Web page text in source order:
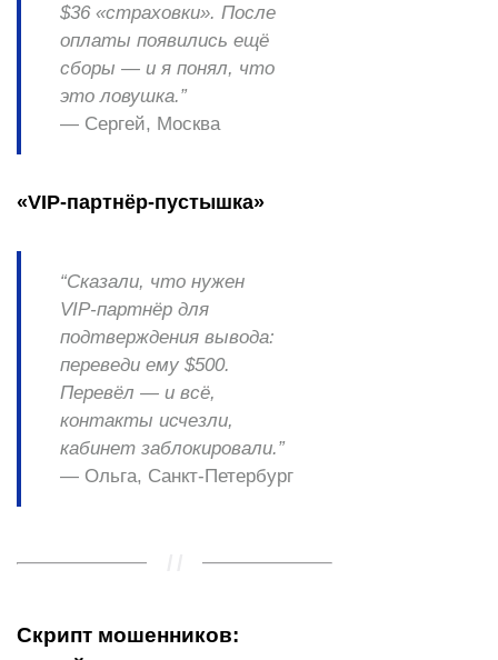
$36 «страховки». После
оплаты появились ещё
сборы — и я понял, что
это ловушка.”
— Сергей, Москва
«VIP‑партнёр‑пустышка»
“Сказали, что нужен
VIP‑партнёр для
подтверждения вывода:
переведи ему $500.
Перевёл — и всё,
контакты исчезли,
кабинет заблокировали.”
— Ольга, Санкт‑Петербург
Скрипт мошенников: